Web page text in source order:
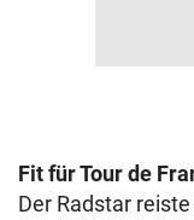
Fit für Tour de
Der Radstar